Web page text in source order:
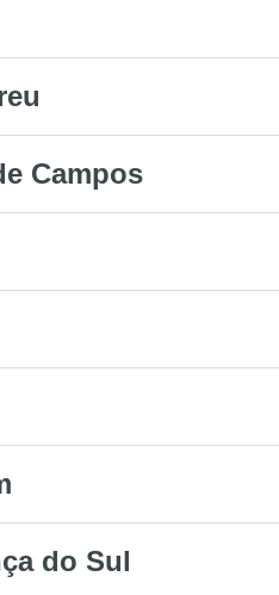
Campos
do Sul